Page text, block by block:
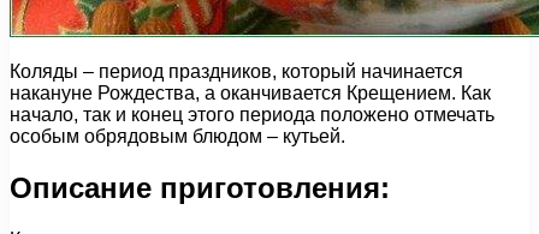
Коляды – период праздников, который начинается
накануне Рождества, а оканчивается Крещением. Как
начало, так и конец этого периода положено отмечать
особым обрядовым блюдом – кутьей.
Описание приготовления: